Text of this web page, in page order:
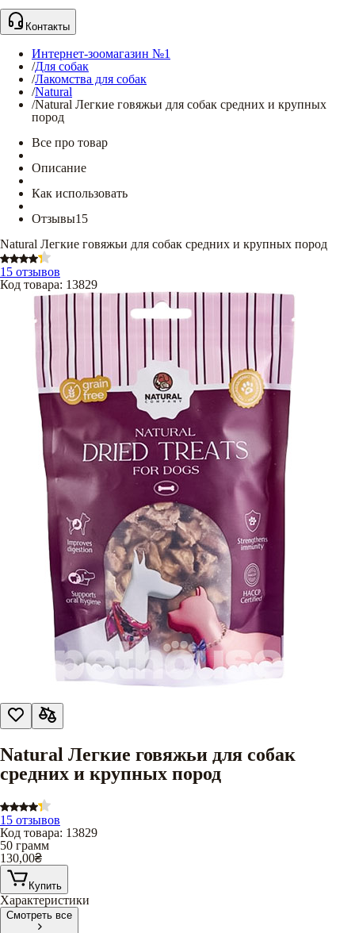
Контакты
Интернет-зоомагазин №1
/Для собак
/Лакомства для собак
/Natural
/Natural Легкие говяжьи для собак средних и крупных
пород
Все про товар
Описание
Как использовать
Отзывы15
Natural Легкие говяжьи для собак средних и крупных пород
15 отзывов
Код товара: 13829
Natural Легкие говяжьи для собак
средних и крупных пород
15 отзывов
Код товара: 13829
50 грамм
130,00₴
Купить
Характеристики
Смотреть все